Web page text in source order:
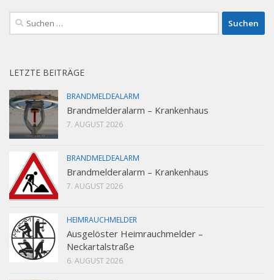
Suchen
nach:
LETZTE BEITRÄGE
BRANDMELDEALARM
Brandmelderalarm – Krankenhaus
7. AUGUST 2026
BRANDMELDEALARM
Brandmelderalarm – Krankenhaus
7. AUGUST 2026
HEIMRAUCHMELDER
Ausgelöster Heimrauchmelder –
Neckartalstraße
6. AUGUST 2026